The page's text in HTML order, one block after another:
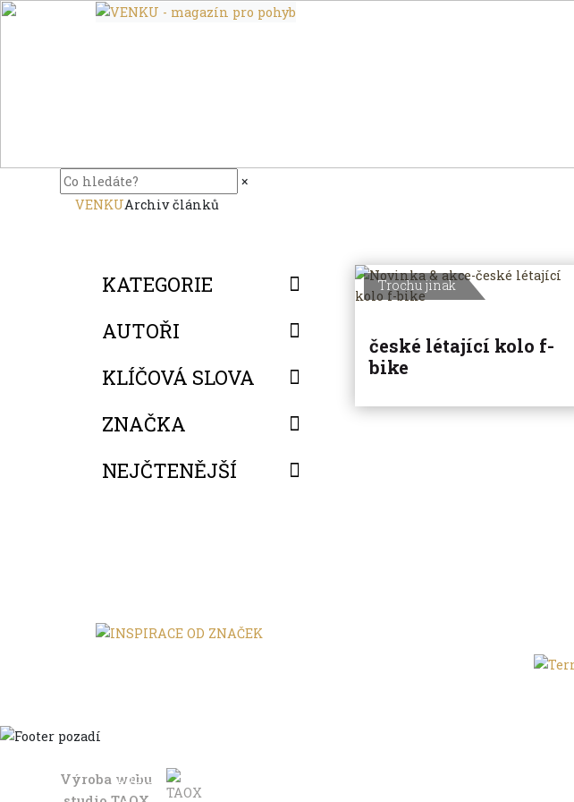
×
VENKUArchiv článků
KATEGORIE
AUTOŘI
KLÍČOVÁ SLOVA
ZNAČKA
NEJČTENĚJŠÍ
Trochu jinak
české létající kolo f-
bike
Výroba webu
Domů